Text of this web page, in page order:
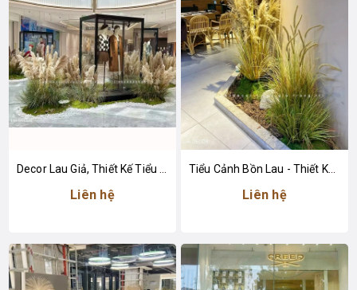
Liên hệ
Tiểu Cảnh Bồn Lau - Thiết Kế Tiểu Cảnh Lau Giả Decor Không Gian Tạo Điểm Nhấn
Liên hệ